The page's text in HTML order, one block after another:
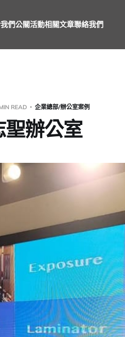
們公關活動相關文章聯絡我們
READ 企業總部/辦公室案例
聖辦公室